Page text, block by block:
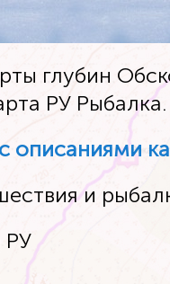
глубин
РУ Рыбалка.
описаниями
и
РУ